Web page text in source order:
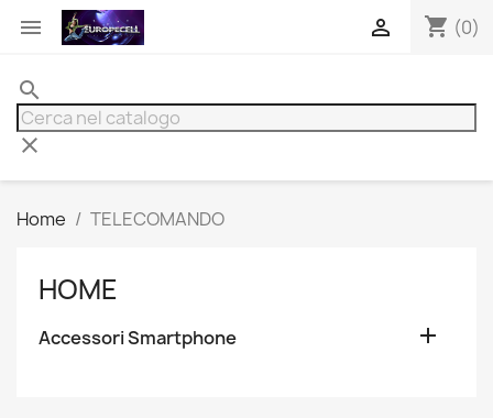
 shopping_cart (0)

search
clear
Home TELECOMANDO
HOME
Accessori Smartphone 